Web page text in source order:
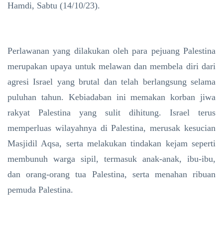
Hamdi, Sabtu (14/10/23).
Perlawanan yang dilakukan oleh para pejuang Palestina
merupakan upaya untuk melawan dan membela diri dari
agresi Israel yang brutal dan telah berlangsung selama
puluhan tahun. Kebiadaban ini memakan korban jiwa
rakyat Palestina yang sulit dihitung. Israel terus
memperluas wilayahnya di Palestina, merusak kesucian
Masjidil Aqsa, serta melakukan tindakan kejam seperti
membunuh warga sipil, termasuk anak-anak, ibu-ibu,
dan orang-orang tua Palestina, serta menahan ribuan
pemuda Palestina.